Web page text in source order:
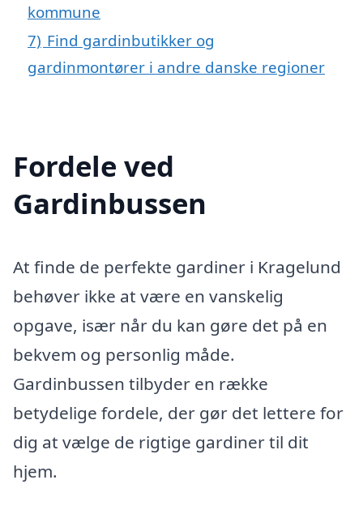
kommune
7) Find gardinbutikker og
gardinmontører i andre danske regioner
Fordele ved
Gardinbussen
At finde de perfekte gardiner i Kragelund
behøver ikke at være en vanskelig
opgave, især når du kan gøre det på en
bekvem og personlig måde.
Gardinbussen tilbyder en række
betydelige fordele, der gør det lettere for
dig at vælge de rigtige gardiner til dit
hjem.